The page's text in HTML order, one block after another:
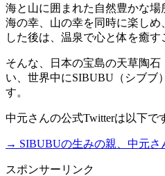
海と山に囲まれた自然豊かな場
海の幸、山の幸を同時に楽し
した後は、温泉で心と体を癒す
そんな、日本の宝島の天草陶
い、世界中にSIBUBU（シブブ
す。
中元さんの公式Twitterは以下で
→ SIBUBUの生みの親、中元さ
スポンサーリンク